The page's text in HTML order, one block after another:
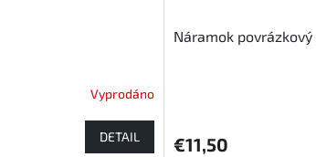
Vyprodáno
DETAIL
Náramok
€11,50